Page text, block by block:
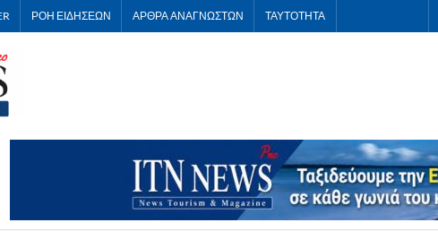
ΡΟΗ ΕΙΔΗΣΕΩΝ ΑΡΘΡΑ ΑΝΑΓΝΩΣΤΩΝ ΤΑΥΤΟΤΗΤΑ
News